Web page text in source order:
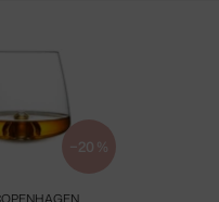
−20 %